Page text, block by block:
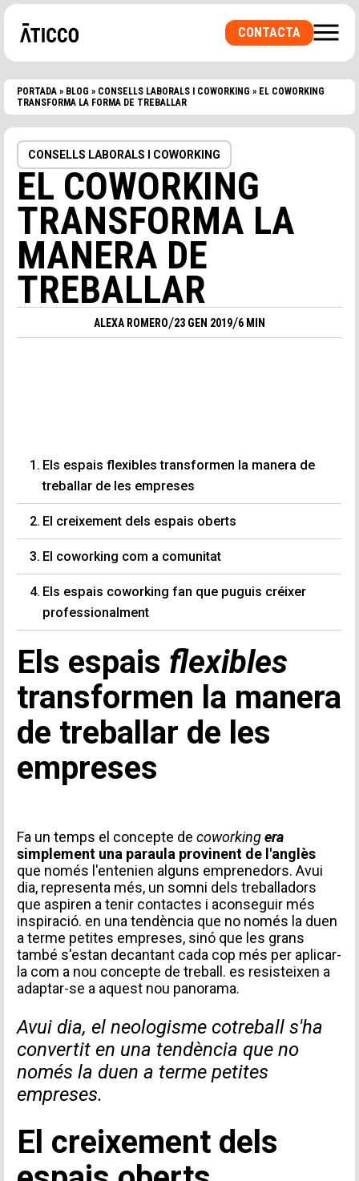
CONTACTA
PORTADA » BLOG » CONSELLS LABORALS I COWORKING » EL COWORKING
TRANSFORMA LA FORMA DE TREBALLAR
CONSELLS LABORALS I COWORKING
EL COWORKING
TRANSFORMA LA
MANERA DE
TREBALLAR
ALEXA ROMERO/23 GEN 2019/6 MIN
Els espais flexibles transformen la manera de
treballar de les empreses
El creixement dels espais oberts
El coworking com a comunitat
Els espais coworking fan que puguis créixer
professionalment
Els espais flexibles
transformen la manera
de treballar de les
empreses
Fa un temps el concepte de coworkingera
simplement una paraula provinent de l'anglès
que només l'entenien alguns emprenedors. Avui
dia, representa més, un somni dels treballadors
que aspiren a tenir contactes i aconseguir més
inspiració. en una tendència que no només la duen
a terme petites empreses, sinó que les grans
també s'estan decantant cada cop més per aplicar-
la com a nou concepte de treball. es resisteixen a
adaptar-se a aquest nou panorama.
Avui dia, el neologisme cotreball s'ha
convertit en una tendència que no
només la duen a terme petites
empreses.
El creixement dels
BUSQUES UN ESPAI DE COWORKING O UNA
OFICINA PRIVADA? UNA SALA PER
ESDEVENIMENTS?